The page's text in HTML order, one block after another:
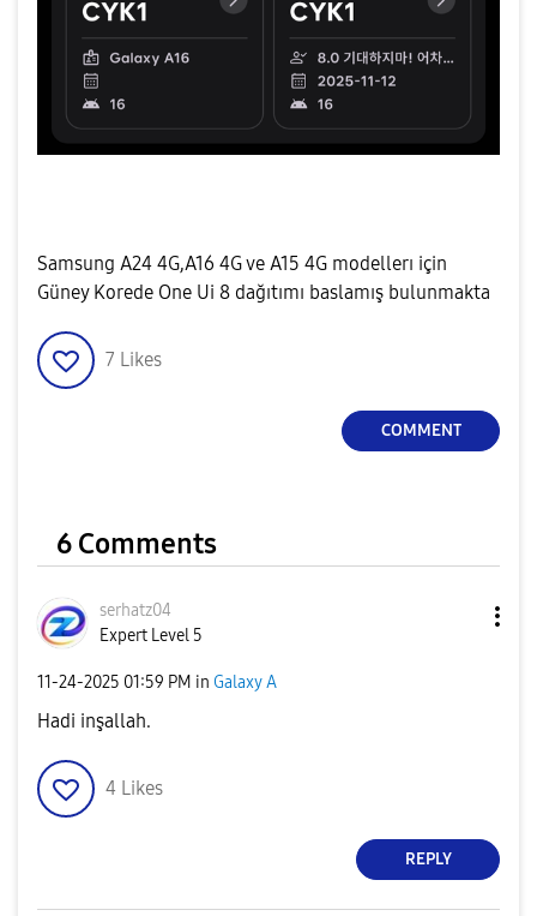
Samsung A24 4G,A16 4G ve A15 4G modellerı için
Güney Korede One Ui 8 dağıtımı baslamış bulunmakta
7 Likes
COMMENT
6 Comments
serhatz04
Expert Level 5
‎11-24-2025 01:59 PM in Galaxy A
Hadi inşallah.
4 Likes
REPLY